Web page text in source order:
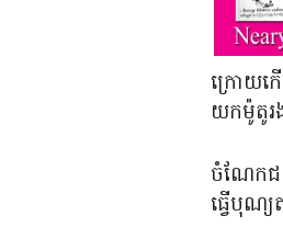
ក្រោយកេី
យកម៉ូតូរ
ចំណែកជ
ធ្វេីបុណ្